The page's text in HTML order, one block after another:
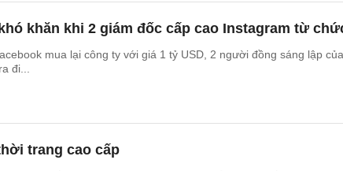
khăn khi 2 giám đốc cấp cao Instagram từ
mua lại công ty với giá 1 tỷ USD, 2 người đồng sáng lập của
đi...
trang cao cấp